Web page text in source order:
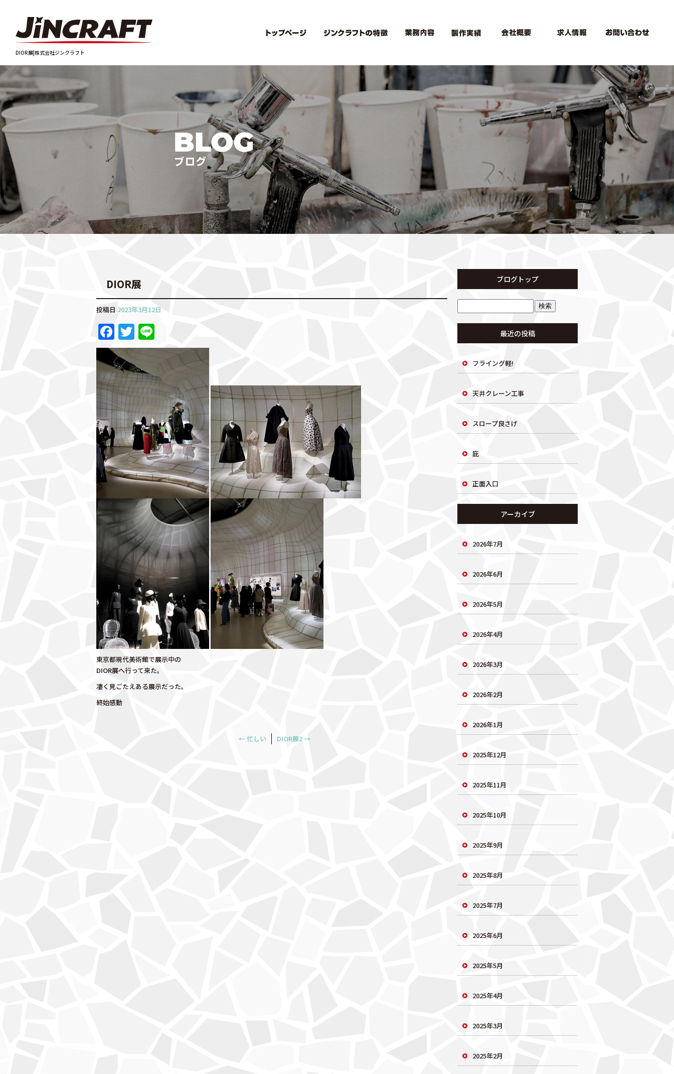
DIOR展|株式会社ジンクラフト
DIOR展
投稿日 2023年3月12日
F
a
c
e
b
o
o
k
T
w
it
te
r
n
東京都現代美術館で展示中の
DIOR展へ行って来た。
凄く見ごたえある展示だった。
終始感動
←忙しい DIOR展2→
ブログトップ
最近の投稿
フライング軽!
天井クレーン工事
スロープ良さげ
庇
正面入口
アーカイブ
2026年7月
2026年6月
2026年5月
2026年4月
2026年3月
2026年2月
2026年1月
2025年12月
2025年11月
2025年10月
2025年9月
2025年8月
2025年7月
2025年6月
2025年5月
2025年4月
2025年3月
2025年2月